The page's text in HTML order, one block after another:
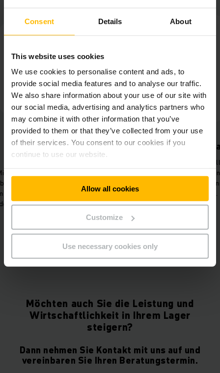
Consent Details About
This website uses cookies
We use cookies to personalise content and ads, to
provide social media features and to analyse our traffic.
We also share information about your use of our site with
our social media, advertising and analytics partners who
may combine it with other information that you’ve
provided to them or that they’ve collected from your use
of their services. You consent to our cookies if you
continue to use our website.
Allow all cookies
Customize
Use necessary cookies only
Erhöhte Arbeitsqualität
für die Produktion.
Sicherheit und
Fahrer mit
Möchten auch Sie die Leistung und
Wirtschaftlichkeit in Ihrem Lager
steigern?
Dann nehmen Sie Kontakt mit uns auf und
vereinbaren Sie Ihren Beratungstermin.